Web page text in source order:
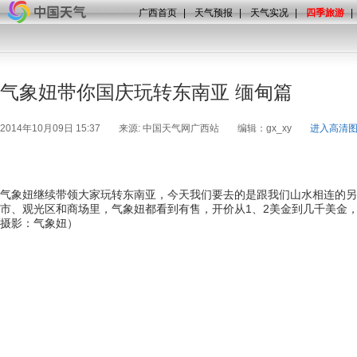
广西首页 | 天气预报 | 天气实况 | 四季旅游 |
气象妞带你国庆玩转东南亚 缅甸篇
2014年10月09日 15:37 来源: 中国天气网广西站 编辑：gx_xy 进入高清
气象妞继续带领大家玩转东南亚，今天我们要去的是跟我们山水相连
市、观光区和商场里，气象妞都看到有售，开价从1、2美金到几千美
摄影：气象妞）